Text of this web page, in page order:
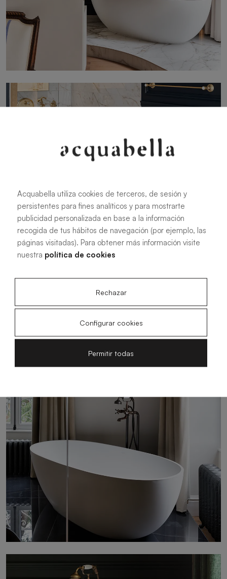
Acquabella utiliza cookies de terceros, de sesión y
persistentes para fines analíticos y para mostrarte
publicidad personalizada en base a la información
recogida de tus hábitos de navegación (por ejemplo, las
páginas visitadas). Para obtener más información visite
nuestra política de cookies
Rechazar
Configurar cookies
Permitir todas